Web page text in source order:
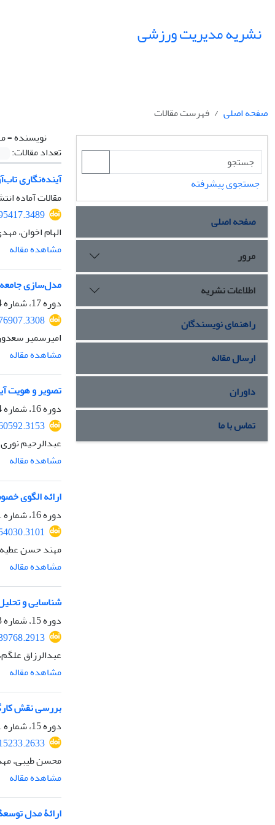
نشریه مدیریت ورزشی
صفحه اصلی
فهرست مقالات
نویسنده =
تعداد مقالات:
آینده‌نگاری
مقالات آماده
الهام اخوان،
مشاهده مقاله
مدل‌سازی
دوره 17، شماره 4، زمستان 1404، صفحه
امیرسمیر
مشاهده مقاله
تصویر و هویت‌
دوره 16، شماره 4، زمستان 1403، صفحه
عبدالرحیم
مشاهده مقاله
ارائه الگوی
دوره 16، شماره 1، بهار 1403، صفحه
مهند حسن
مشاهده مقاله
شناسایی و
دوره 15، شماره 3، پاییز 1402، صفحه
عبدالرزاق
مشاهده مقاله
بررسی نقش
دوره 15، شماره 1، بهار 1402، صفحه
محسن طیبی،
مشاهده مقاله
ارائۀ مدل
جستجوی پیشرفته
صفحه اصلی
مرور
اطلاعات نشریه
راهنمای نویسندگان
ارسال مقاله
داوران
تماس با ما